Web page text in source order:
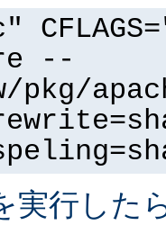
--
pkg/
実行した